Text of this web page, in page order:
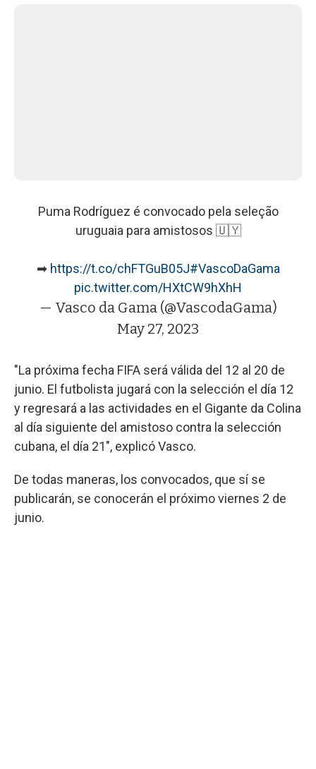
Puma Rodríguez é convocado pela seleção
uruguaia para amistosos 🇺🇾
➡ https://t.co/chFTGuB05J#VascoDaGama
pic.twitter.com/HXtCW9hXhH
— Vasco da Gama (@VascodaGama)
May 27, 2023
"La próxima fecha FIFA será válida del 12 al 20 de
junio. El futbolista jugará con la selección el día 12
y regresará a las actividades en el Gigante da Colina
al día siguiente del amistoso contra la selección
cubana, el día 21", explicó Vasco.
De todas maneras, los convocados, que sí se
publicarán, se conocerán el próximo viernes 2 de
junio.